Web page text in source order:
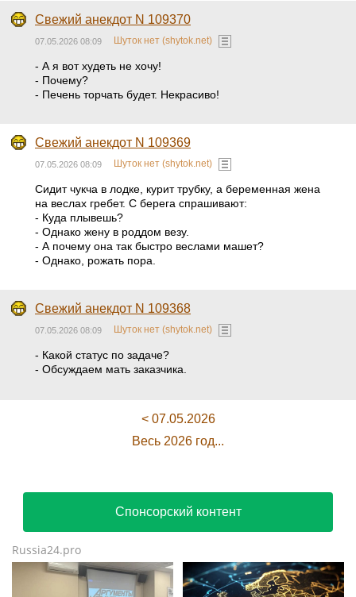
Свежий анекдот N 109370
07.05.2026 08:09 Шуток нет (shytok.net)
- А я вот худеть не хочу!
- Почему?
- Печень торчать будет. Некрасиво!
Свежий анекдот N 109369
07.05.2026 08:09 Шуток нет (shytok.net)
Сидит чукча в лодке, курит трубку, а беременная жена
на веслах гребет. С берега спрашивают:
- Куда плывешь?
- Однако жену в роддом везу.
- А почему она так быстро веслами машет?
- Однако, рожать пора.
Свежий анекдот N 109368
07.05.2026 08:09 Шуток нет (shytok.net)
- Какой статус по задаче?
- Обсуждаем мать заказчика.
< 07.05.2026
Весь 2026 год...
Спонсорский контент
Russia24.pro